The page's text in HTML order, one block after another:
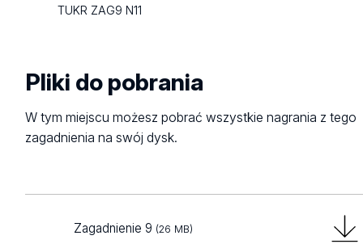
TUKR ZAG9 N11
Pliki do pobrania
W tym miejscu możesz pobrać wszystkie nagrania z tego
zagadnienia na swój dysk.
Zagadnienie 9 (26 MB)